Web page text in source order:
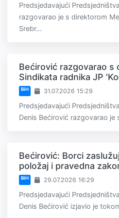
Predsjedavajući
razgovarao je s direktorom
Srebr...
Bećirović razgovarao s
Sindikata radnika JP
BiH 31.07.2026 15:29
Predsjedavajući
Denis Bećirović razgovarao je
Bećirović: Borci
položaj i pravedna
BiH 29.07.2026 16:29
Predsjedavajući
Denis Bećirović izjavio je